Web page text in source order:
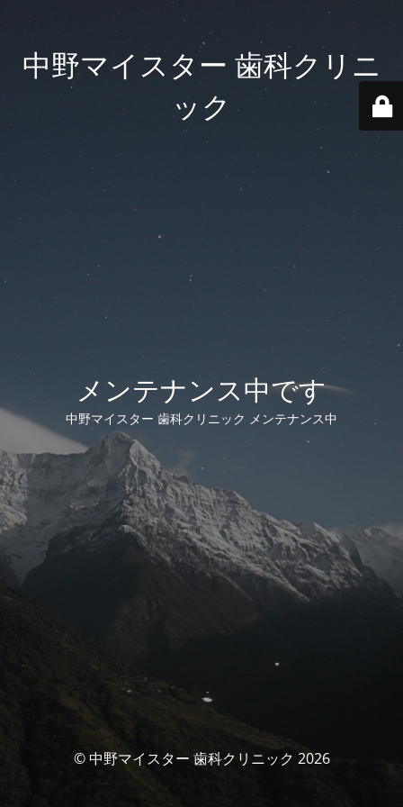
中野マイスター 歯科クリニ
ック
メンテナンス中です
中野マイスター 歯科クリニック メンテナンス中
© 中野マイスター 歯科クリニック 2026